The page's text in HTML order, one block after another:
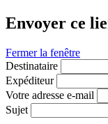
Envoyer ce
Fermer la fenêtre
Destinataire
Expéditeur
Votre adresse e-mail
Sujet